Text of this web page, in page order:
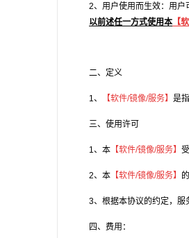
2、用户使用而生效：用户
以前述任一方式使用本 【
二、定义
1、 【软件/镜像/服务】 是指
三、使用许可
1、本 【软件/镜像/服务】
2、本 【软件/镜像/服务】 的
3、根据本协议的约定，
四、费用：